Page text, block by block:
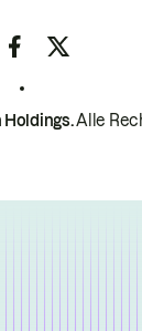
Holdings.Alle